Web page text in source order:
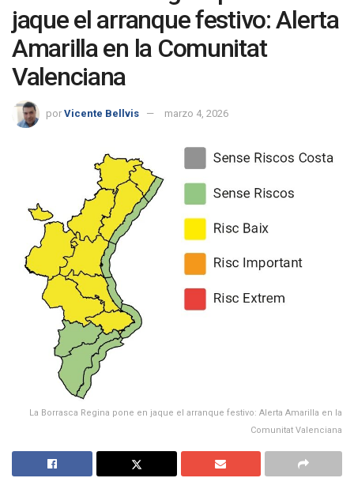
jaque el arranque festivo: Alerta
Amarilla en la Comunitat
Valenciana
por Vicente Bellvis marzo 4, 2026
La Borrasca Regina pone en jaque el arranque festivo: Alerta Amarilla en la
Comunitat Valenciana